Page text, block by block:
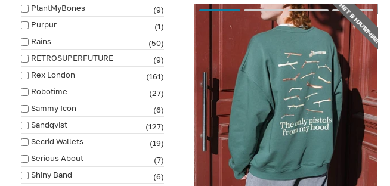
PlantMyBones
(9)
Purpur
(1)
Rains
(50)
RETROSUPERFUTURE
(9)
Rex London
(161)
Robotime
(27)
Sammy Icon
(6)
Sandqvist
(127)
Secrid Wallets
(19)
Serious About
(7)
Shiny Band
(6)
НЕТ В НАЛИЧИИ